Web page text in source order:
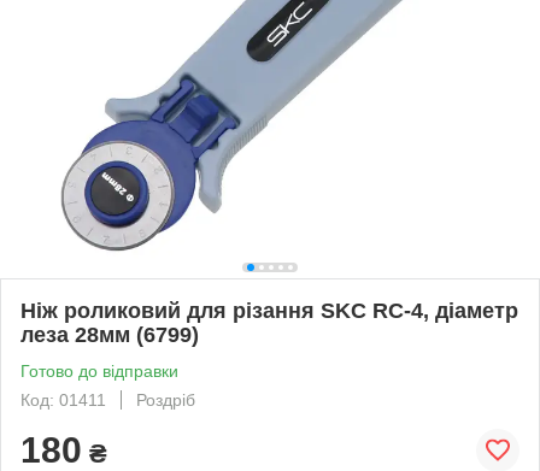
Ніж роликовий для різання SKC RC-4, діаметр
леза 28мм (6799)
Готово до відправки
Код: 01411
Роздріб
180 ₴